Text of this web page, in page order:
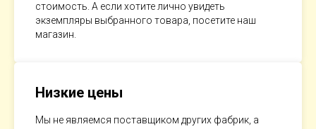
стоимость. А если хотите лично увидеть
экземпляры выбранного товара, посетите наш
магазин.
Низкие цены
Мы не являемся поставщиком других фабрик, а